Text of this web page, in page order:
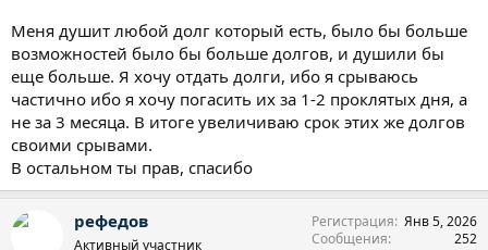
Меня душит любой долг который есть, было бы больше
возможностей было бы больше долгов, и душили бы
еще больше. Я хочу отдать долги, ибо я срываюсь
частично ибо я хочу погасить их за 1-2 проклятых дня, а
не за 3 месяца. В итоге увеличиваю срок этих же долгов
своими срывами.
В остальном ты прав, спасибо
рефедов
Активный участник
Регистрация Янв 5, 2026
Сообщения
252